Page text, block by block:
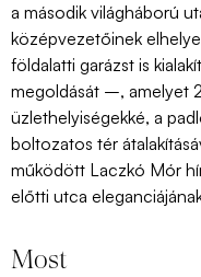
a második világháború
középvezetőinek
földalatti garázst is
megoldását –, amelyet
üzlethelyiségekké, a
boltozatos tér
működött Laczkó Mór
előtti utca
Most